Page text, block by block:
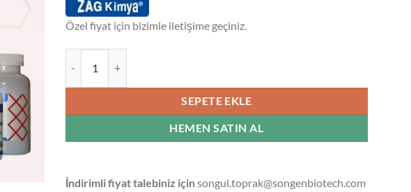
Özel fiyat için bizimle iletişime geçiniz.
SEPETE EKLE
HEMEN SATIN AL
İndirimli fiyat talebiniz içinsongul.toprak@songenbiotech.com